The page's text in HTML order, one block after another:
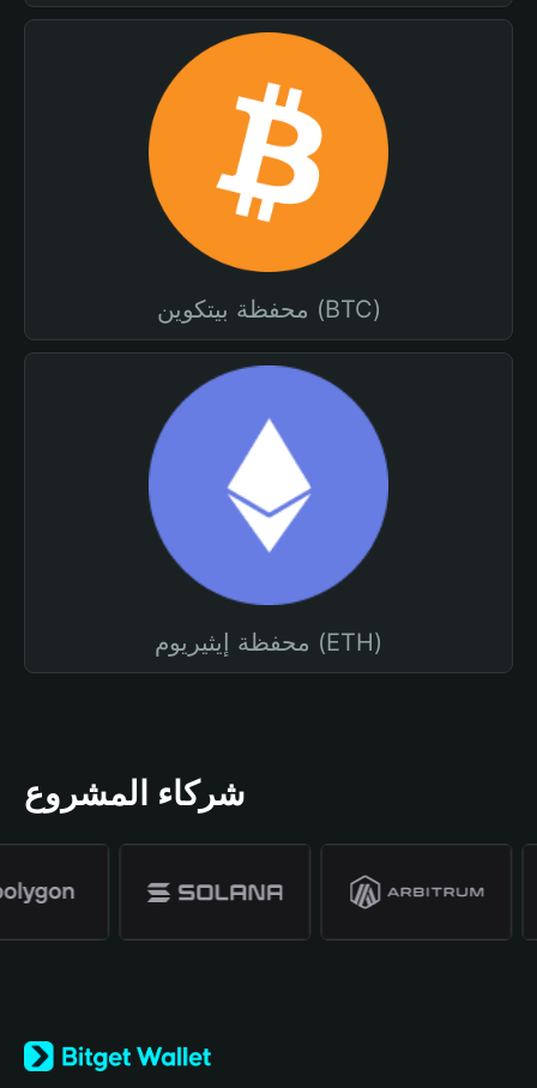
محفظة بيتكوين (BTC)
محفظة إيثيريوم (ETH)
شركاء المشروع